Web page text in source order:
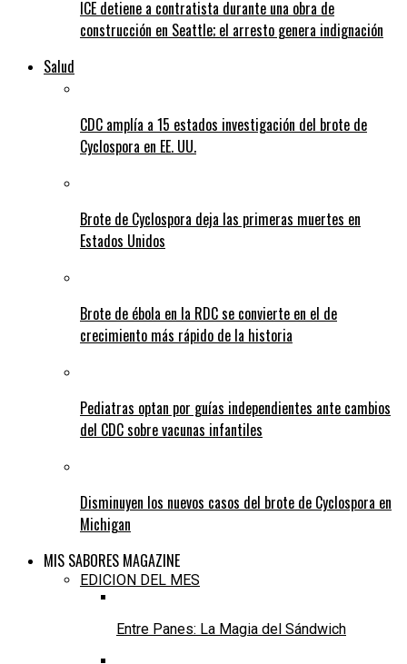
ICE detiene a contratista durante una obra de
construcción en Seattle; el arresto genera indignación
Salud
CDC amplía a 15 estados investigación del brote de
Cyclospora en EE. UU.
Brote de Cyclospora deja las primeras muertes en
Estados Unidos
Brote de ébola en la RDC se convierte en el de
crecimiento más rápido de la historia
Pediatras optan por guías independientes ante cambios
del CDC sobre vacunas infantiles
Disminuyen los nuevos casos del brote de Cyclospora en
Michigan
MIS SABORES MAGAZINE
EDICION DEL MES
Entre Panes: La Magia del Sándwich